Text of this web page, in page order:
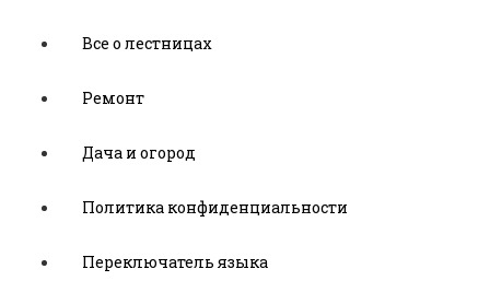
Все о лестницах
Ремонт
Дача и огород
Политика конфиденциальности
Переключатель языка